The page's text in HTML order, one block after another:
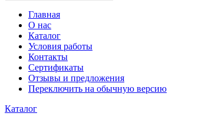
Главная
О нас
Каталог
Условия работы
Контакты
Сертификаты
Отзывы и предложения
Переключить на обычную версию
Каталог